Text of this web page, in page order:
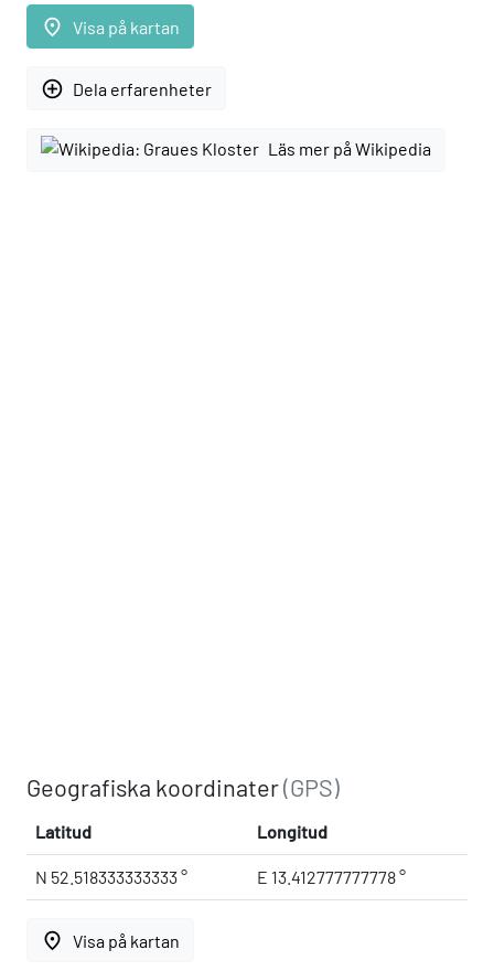
place Visa på kartan
add_circle_outline Dela erfarenheter
Läs mer på Wikipedia
Geografiska koordinater(GPS)
Latitud Longitud
N 52.518333333333 ° E 13.412777777778 °
place Visa på kartan